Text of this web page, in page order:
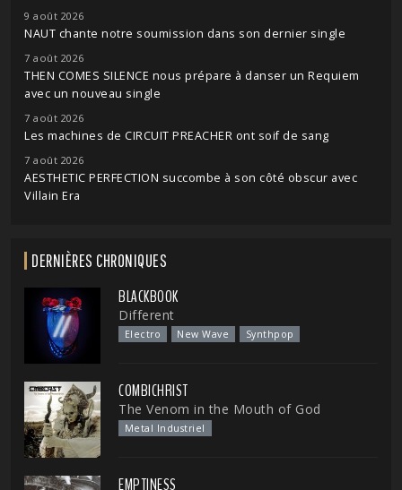
9 août 2026
NAUT chante notre soumission dans son dernier single
7 août 2026
THEN COMES SILENCE nous prépare à danser un Requiem
avec un nouveau single
7 août 2026
Les machines de CIRCUIT PREACHER ont soif de sang
7 août 2026
AESTHETIC PERFECTION succombe à son côté obscur avec
Villain Era
DERNIÈRES CHRONIQUES
BLACKBOOK
Different
Electro New Wave Synthpop
COMBICHRIST
The Venom in the Mouth of God
Metal Industriel
EMPTINESS